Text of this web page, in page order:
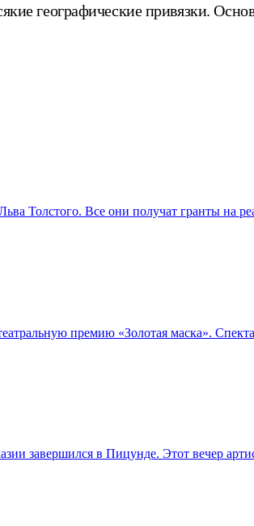
географические привязки.
Толстого. Все они получат гранты на
премию «Золотая маска».
завершился в Пицунде. Этот вечер